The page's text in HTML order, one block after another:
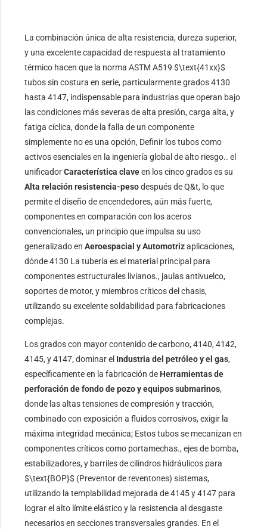
La combinación única de alta resistencia, dureza superior,
y una excelente capacidad de respuesta al tratamiento
térmico hacen que la norma ASTM A519$\text{41xx}$
tubos sin costura en serie, particularmente grados 4130
hasta 4147, indispensable para industrias que operan bajo
las condiciones más severas de alta presión, carga alta, y
fatiga cíclica, donde la falla de un componente
simplemente no es una opción, Definir los tubos como
activos esenciales en la ingeniería global de alto riesgo.. el
unificadorCaracterística claveen los cinco grados es su
Alta relación resistencia-pesodespués de Q&t, lo que
permite el diseño de encendedores, aún más fuerte,
componentes en comparación con los aceros
convencionales, un principio que impulsa su uso
generalizado enAeroespacial y Automotrizaplicaciones,
dónde 4130 La tubería es el material principal para
componentes estructurales livianos., jaulas antivuelco,
soportes de motor, y miembros críticos del chasis,
utilizando su excelente soldabilidad para fabricaciones
complejas.
Los grados con mayor contenido de carbono, 4140, 4142,
4145, y 4147, dominar el Industria del petróleo y el gas,
específicamente en la fabricación de Herramientas de
perforación de fondo de pozo y equipos submarinos,
donde las altas tensiones de compresión y tracción,
combinado con exposición a fluidos corrosivos, exigir la
máxima integridad mecánica; Estos tubos se mecanizan en
componentes críticos como portamechas., ejes de bomba,
estabilizadores, y barriles de cilindros hidráulicos para
$\text{BOP}$ (Preventor de reventones) sistemas,
utilizando la templabilidad mejorada de 4145 y 4147 para
lograr el alto límite elástico y la resistencia al desgaste
necesarios en secciones transversales grandes. En el